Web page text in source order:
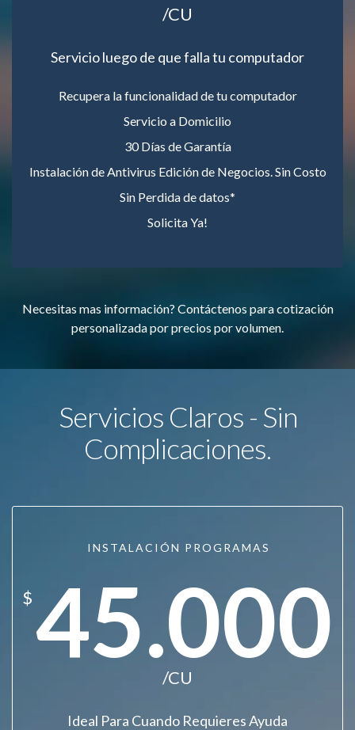
/CU
Servicio luego de que falla tu computador
Recupera la funcionalidad de tu computador
Servicio a Domicilio
30 Días de Garantía
Instalación de Antivirus Edición de Negocios. Sin Costo
Sin Perdida de datos*
Solicita Ya!
Necesitas mas información? Contáctenos para cotización
personalizada por precios por volumen.
Servicios Claros - Sin
Complicaciones.
INSTALACIÓN PROGRAMAS
$45.000
/CU
Ideal Para Cuando Requieres Ayuda